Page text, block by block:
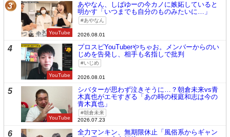
3
YouTube
あやなん、しばゆーの今カノに嫉妬していると
明かす「いつまでも自分のものみたいに…」
あやなん
2026.08.01
4
YouTube
プロスピYouTuberやちゃお。メンバーからのい
じめを告発し、相手も名指しで批判
いじめ
2026.08.01
5
YouTube
シバターが思わず泣きそうに…？朝倉未来vs青
木真也がエモすぎる「あの時の桜庭和志は今の
青木真也」
朝倉未来
2026.07.23
6
全力マンキン、無期限休止「風俗系からギャン